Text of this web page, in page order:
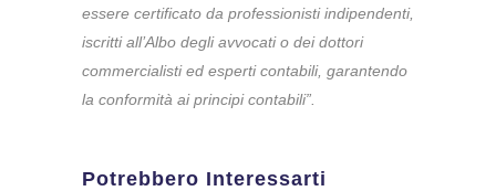
essere certificato da professionisti indipendenti,
iscritti all’Albo degli avvocati o dei dottori
commercialisti ed esperti contabili, garantendo
la conformità ai principi contabili”.
Potrebbero Interessarti